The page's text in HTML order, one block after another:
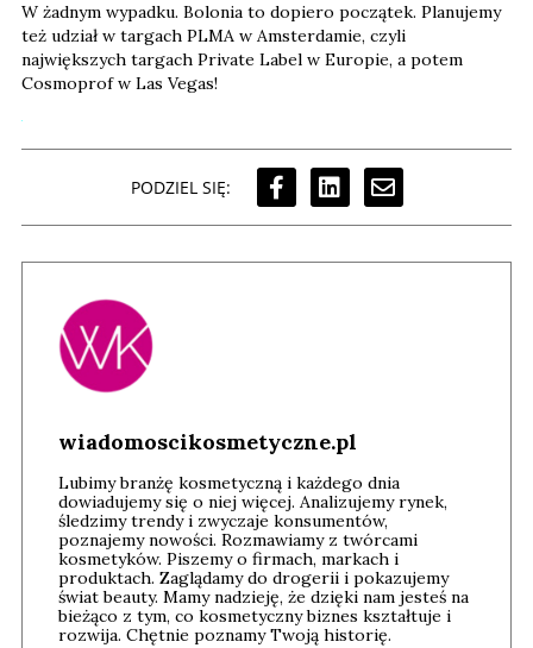
W żadnym wypadku. Bolonia to dopiero początek. Planujemy
też udział w targach PLMA w Amsterdamie, czyli
największych targach Private Label w Europie, a potem
Cosmoprof w Las Vegas!
PODZIEL SIĘ:
wiadomoscikosmetyczne.pl
Lubimy branżę kosmetyczną i każdego dnia
dowiadujemy się o niej więcej. Analizujemy rynek,
śledzimy trendy i zwyczaje konsumentów,
poznajemy nowości. Rozmawiamy z twórcami
kosmetyków. Piszemy o firmach, markach i
produktach. Zaglądamy do drogerii i pokazujemy
świat beauty. Mamy nadzieję, że dzięki nam jesteś na
bieżąco z tym, co kosmetyczny biznes kształtuje i
rozwija. Chętnie poznamy Twoją historię.